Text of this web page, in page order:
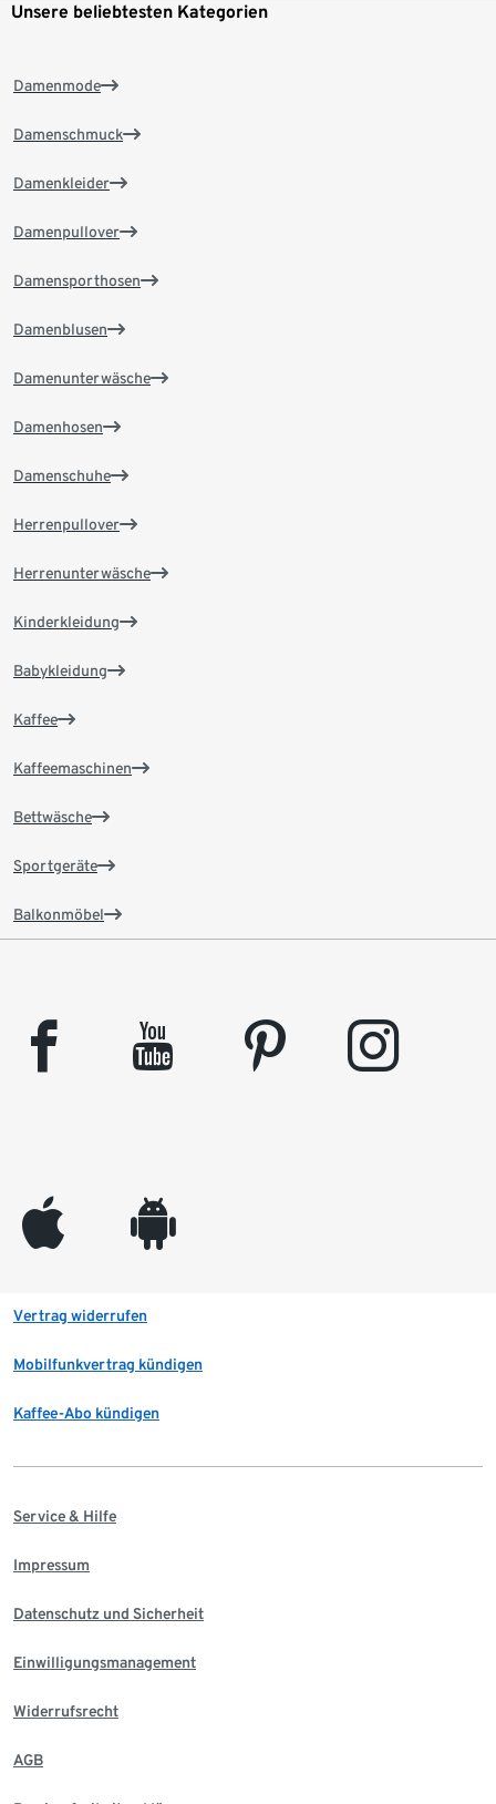
Unsere beliebtesten Kategorien
Damenmode
Damenschmuck
Damenkleider
Damenpullover
Damensporthosen
Damenblusen
Damenunterwäsche
Damenhosen
Damenschuhe
Herrenpullover
Herrenunterwäsche
Kinderkleidung
Babykleidung
Kaffee
Kaffeemaschinen
Bettwäsche
Sportgeräte
Balkonmöbel
facebook youtube pinterest instagram
appleinc android
Vertrag widerrufen
Mobilfunkvertrag kündigen
Kaffee-Abo kündigen
Service & Hilfe
Impressum
Datenschutz und Sicherheit
Einwilligungsmanagement
Widerrufsrecht
AGB